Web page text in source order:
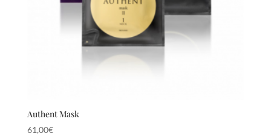
Authent Mask
61,00€